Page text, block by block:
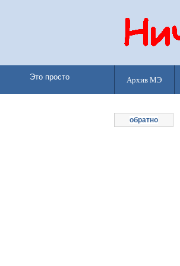
Это просто Архив МЭ
обратно